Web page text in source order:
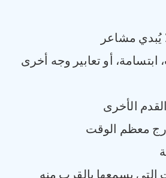
يُبدي مشاعر
أو تعابير وجه أخرى
الأخرى
معظم الوقت
التي يسمعها بالقرب منه